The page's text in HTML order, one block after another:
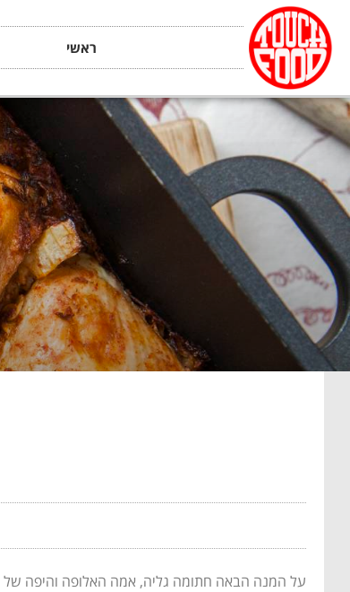
ראשי
על המנה הבאה חתומה גליה, אמה האלופה והיפה של